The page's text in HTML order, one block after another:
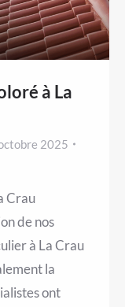
à La
2025
Crau
de nos
à La Crau
la
ont